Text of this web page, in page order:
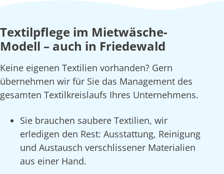
Textilpflege im Mietwäsche-
Modell – auch in Friedewald
Keine eigenen Textilien vorhanden? Gern
übernehmen wir für Sie das Management des
gesamten Textilkreislaufs Ihres Unternehmens.
Sie brauchen saubere Textilien, wir
erledigen den Rest: Ausstattung, Reinigung
und Austausch verschlissener Materialien
aus einer Hand.